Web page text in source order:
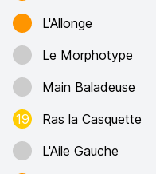
L'Allonge
Le Morphotype
Main Baladeuse
19
Ras la Casquette
L'Aile Gauche